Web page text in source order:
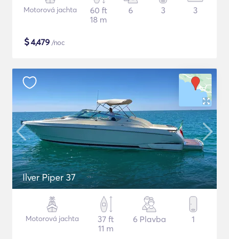
Motorová jachta
60 ft
18 m
6 3 3
$4,479 /noc
Ilver Piper 37
Motorová jachta
37 ft
11 m
6 Plavba 1